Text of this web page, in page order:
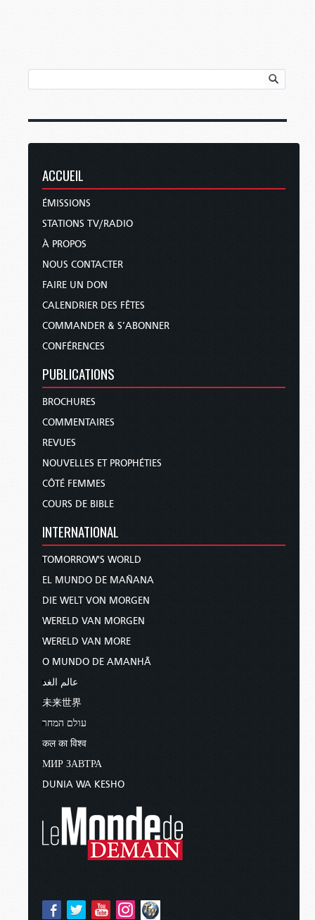
ACCUEIL
ÉMISSIONS
STATIONS TV/RADIO
À PROPOS
NOUS CONTACTER
FAIRE UN DON
CALENDRIER DES FÊTES
COMMANDER & S’ABONNER
CONFÉRENCES
PUBLICATIONS
BROCHURES
COMMENTAIRES
REVUES
NOUVELLES ET PROPHÉTIES
CÔTÉ FEMMES
COURS DE BIBLE
INTERNATIONAL
TOMORROW'S WORLD
EL MUNDO DE MAÑANA
DIE WELT VON MORGEN
WERELD VAN MORGEN
WERELD VAN MORE
O MUNDO DE AMANHÃ
عالم الغد
未来世界
עולם המחר
कल का विश्व
МИР ЗАВТРА
DUNIA WA KESHO